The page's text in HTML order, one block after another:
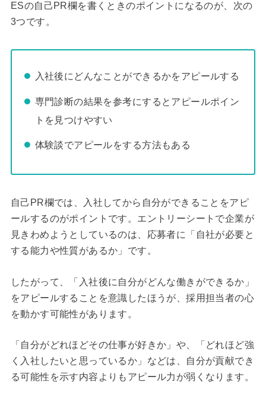
ESの自己PR欄を書くときのポイントになるのが、次の
3つです。
入社後にどんなことができるかをアピールする
専門診断の結果を参考にするとアピールポイン
トを見つけやすい
体験談でアピールをする方法もある
自己PR欄では、入社してから自分ができることをアピ
ールするのがポイントです。エントリーシートで企業が
見きわめようとしているのは、応募者に「自社が必要と
する能力や性質があるか」です。
したがって、「入社後に自分がどんな働きができるか」
をアピールすることを意識したほうが、採用担当者の心
を動かす可能性があります。
「自分がどれほどその仕事が好きか」や、「どれほど強
く入社したいと思っているか」などは、自分が貢献でき
る可能性を示す内容よりもアピール力が弱くなります。